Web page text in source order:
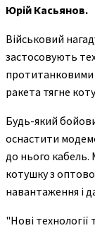
Юрій Касьянов.
Військовий
застосовують
протитанковими
ракета тягне
Будь-який
оснастити
до нього кабель.
котушку з
навантаження і
"Нові